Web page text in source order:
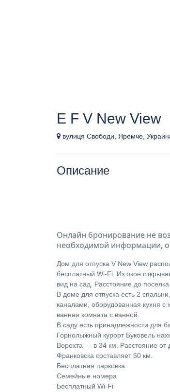
E F V New View
вулиця Свободи, Яремче,
Описание
Онлайн бронирование не
необходимой информации,
Дом для отпуска V New View
бесплатный Wi-Fi. Из окон
вид на сад. Расстояние до
В доме для отпуска есть 2
каналами, оборудованная кухня
ванная комната с ванной.
В саду есть принадлежности для
Горнолыжный курорт Буковель
Ворохта — в 34 км. Расстояние от
Франковска составляет 50 км.
Бесплатная парковка
Семейные номера
Бесплатный Wi-Fi